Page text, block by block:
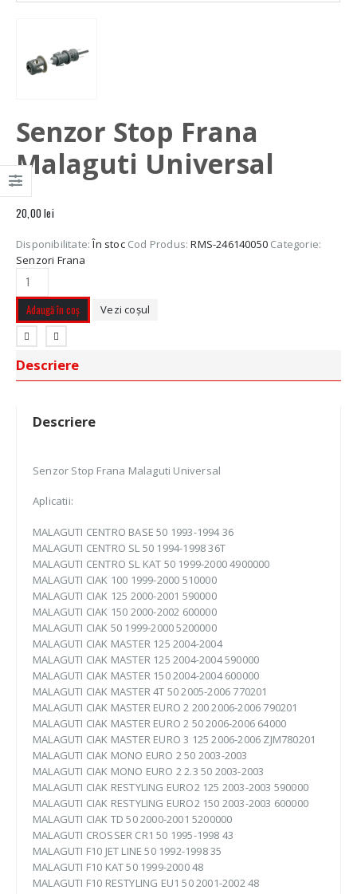
Senzor Stop Frana
Malaguti Universal
20,00lei
Disponibilitate:În stoc Cod Produs:RMS-246140050 Categorie:
Senzori Frana
Adaugă în coș Vezi coșul
Descriere
Descriere
Senzor Stop Frana Malaguti Universal
Aplicatii:
MALAGUTI CENTRO BASE 50 1993-1994 36
MALAGUTI CENTRO SL 50 1994-1998 36T
MALAGUTI CENTRO SL KAT 50 1999-2000 4900000
MALAGUTI CIAK 100 1999-2000 510000
MALAGUTI CIAK 125 2000-2001 590000
MALAGUTI CIAK 150 2000-2002 600000
MALAGUTI CIAK 50 1999-2000 5200000
MALAGUTI CIAK MASTER 125 2004-2004
MALAGUTI CIAK MASTER 125 2004-2004 590000
MALAGUTI CIAK MASTER 150 2004-2004 600000
MALAGUTI CIAK MASTER 4T 50 2005-2006 770201
MALAGUTI CIAK MASTER EURO 2 200 2006-2006 790201
MALAGUTI CIAK MASTER EURO 2 50 2006-2006 64000
MALAGUTI CIAK MASTER EURO 3 125 2006-2006 ZJM780201
MALAGUTI CIAK MONO EURO 2 50 2003-2003
MALAGUTI CIAK MONO EURO 2 2.3 50 2003-2003
MALAGUTI CIAK RESTYLING EURO2 125 2003-2003 590000
MALAGUTI CIAK RESTYLING EURO2 150 2003-2003 600000
MALAGUTI CIAK TD 50 2000-2001 5200000
MALAGUTI CROSSER CR1 50 1995-1998 43
MALAGUTI F10 JET LINE 50 1992-1998 35
MALAGUTI F10 KAT 50 1999-2000 48
MALAGUTI F10 RESTYLING EU1 50 2001-2002 48